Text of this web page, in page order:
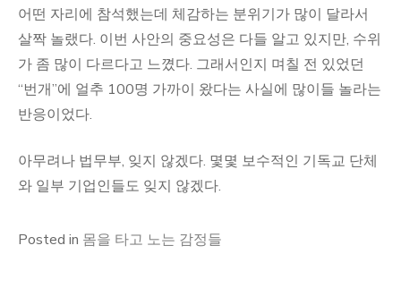
어떤 자리에 참석했는데 체감하는 분위기가 많이 달라서
살짝 놀랬다. 이번 사안의 중요성은 다들 알고 있지만, 수위
가 좀 많이 다르다고 느꼈다. 그래서인지 며칠 전 있었던
“번개”에 얼추 100명 가까이 왔다는 사실에 많이들 놀라는
반응이었다.
아무려나 법무부, 잊지 않겠다. 몇몇 보수적인 기독교 단체
와 일부 기업인들도 잊지 않겠다.
Posted in 몸을 타고 노는 감정들